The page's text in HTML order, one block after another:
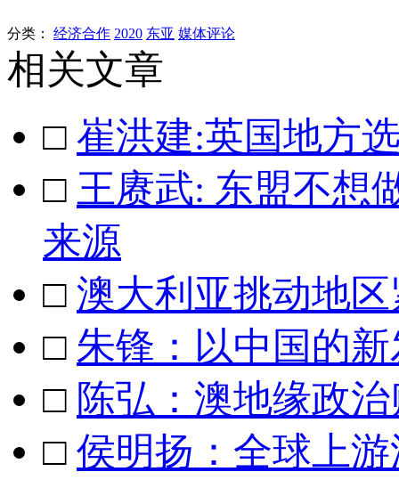
分类： 经济合作 2020 东亚 媒体评论
相关文章
□ 崔洪建:英国地方
□ 王赓武: 东盟不想
来源
□ 澳大利亚挑动地
□ 朱锋：以中国的
□ 陈弘：澳地缘政
□ 侯明扬：全球上